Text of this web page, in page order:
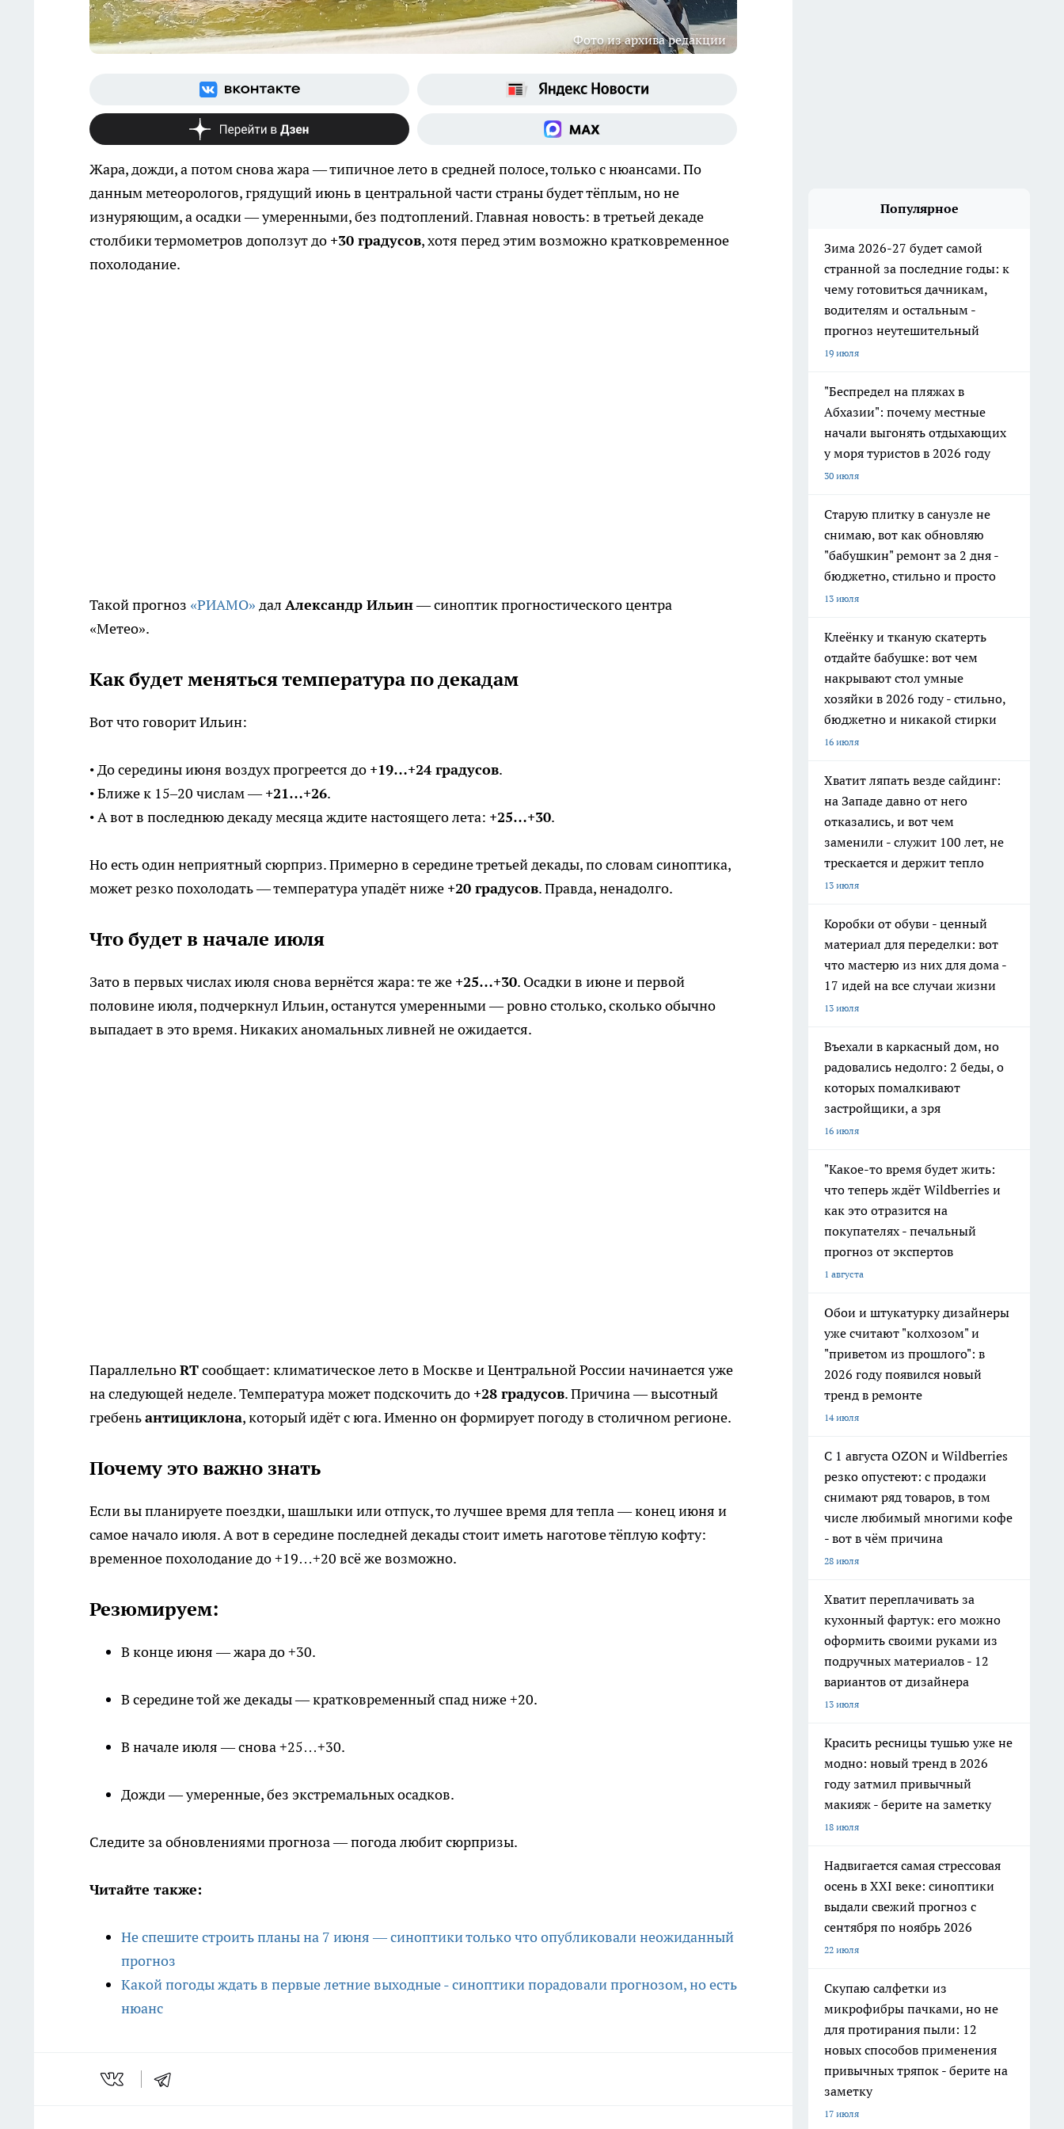
Фото из архива редакции
Жара, дожди, а потом снова жара — типичное лето в средней полосе, только с нюансами. По
данным метеорологов, грядущий июнь в центральной части страны будет тёплым, но не
изнуряющим, а осадки — умеренными, без подтоплений. Главная новость: в третьей декаде
столбики термометров доползут до +30 градусов, хотя перед этим возможно кратковременное
похолодание.
Такой прогноз «РИАМО» дал Александр Ильин— синоптик прогностического центра
«Метео».
Как будет меняться температура по декадам
Вот что говорит Ильин:
• До середины июня воздух прогреется до +19…+24 градусов.
• Ближе к 15–20 числам —+21…+26.
• А вот в последнюю декаду месяца ждите настоящего лета: +25…+30.
Но есть один неприятный сюрприз. Примерно в середине третьей декады, по словам синоптика,
может резко похолодать — температура упадёт ниже +20 градусов. Правда, ненадолго.
Что будет в начале июля
Зато в первых числах июля снова вернётся жара: те же +25…+30. Осадки в июне и первой
половине июля, подчеркнул Ильин, останутся умеренными — ровно столько, сколько обычно
выпадает в это время. Никаких аномальных ливней не ожидается.
ПараллельноRTсообщает: климатическое лето в Москве и Центральной России начинается уже
на следующей неделе. Температура может подскочить до +28 градусов. Причина — высотный
гребеньантициклона, который идёт с юга. Именно он формирует погоду в столичном регионе.
Почему это важно знать
Если вы планируете поездки, шашлыки или отпуск, то лучшее время для тепла — конец июня и
самое начало июля. А вот в середине последней декады стоит иметь наготове тёплую кофту:
временное похолодание до +19…+20 всё же возможно.
Резюмируем:
В конце июня — жара до +30.
В середине той же декады — кратковременный спад ниже +20.
В начале июля — снова +25…+30.
Дожди — умеренные, без экстремальных осадков.
Следите за обновлениями прогноза — погода любит сюрпризы.
Читайте также:
Не спешите строить планы на 7 июня — синоптики только что опубликовали неожиданный
прогноз
Какой погоды ждать в первые летние выходные - синоптики порадовали прогнозом, но есть
нюанс
Популярное
Зима 2026-27 будет самой
странной за последние годы: к
чему готовиться дачникам,
водителям и остальным -
прогноз неутешительный
19 июля
"Беспредел на пляжах в
Абхазии": почему местные
начали выгонять отдыхающих
у моря туристов в 2026 году
30 июля
Старую плитку в санузле не
снимаю, вот как обновляю
"бабушкин" ремонт за 2 дня -
бюджетно, стильно и просто
13 июля
Клеёнку и тканую скатерть
отдайте бабушке: вот чем
накрывают стол умные
хозяйки в 2026 году - стильно,
бюджетно и никакой стирки
16 июля
Хватит ляпать везде сайдинг:
на Западе давно от него
отказались, и вот чем
заменили - служит 100 лет, не
трескается и держит тепло
13 июля
Коробки от обуви - ценный
материал для переделки: вот
что мастерю из них для дома -
17 идей на все случаи жизни
13 июля
Въехали в каркасный дом, но
радовались недолго: 2 беды, о
которых помалкивают
застройщики, а зря
16 июля
"Какое-то время будет жить:
что теперь ждёт Wildberries и
как это отразится на
покупателях - печальный
прогноз от экспертов
1 августа
Обои и штукатурку дизайнеры
уже считают "колхозом" и
"приветом из прошлого": в
2026 году появился новый
тренд в ремонте
14 июля
С 1 августа OZON и Wildberries
резко опустеют: с продажи
снимают ряд товаров, в том
числе любимый многими кофе
- вот в чём причина
28 июля
Хватит переплачивать за
кухонный фартук: его можно
оформить своими руками из
подручных материалов - 12
вариантов от дизайнера
13 июля
Красить ресницы тушью уже не
модно: новый тренд в 2026
году затмил привычный
макияж - берите на заметку
18 июля
Надвигается самая стрессовая
осень в XXI веке: синоптики
выдали свежий прогноз с
сентября по ноябрь 2026
22 июля
Скупаю салфетки из
микрофибры пачками, но не
для протирания пыли: 12
новых способов применения
привычных тряпок - берите на
заметку
17 июля